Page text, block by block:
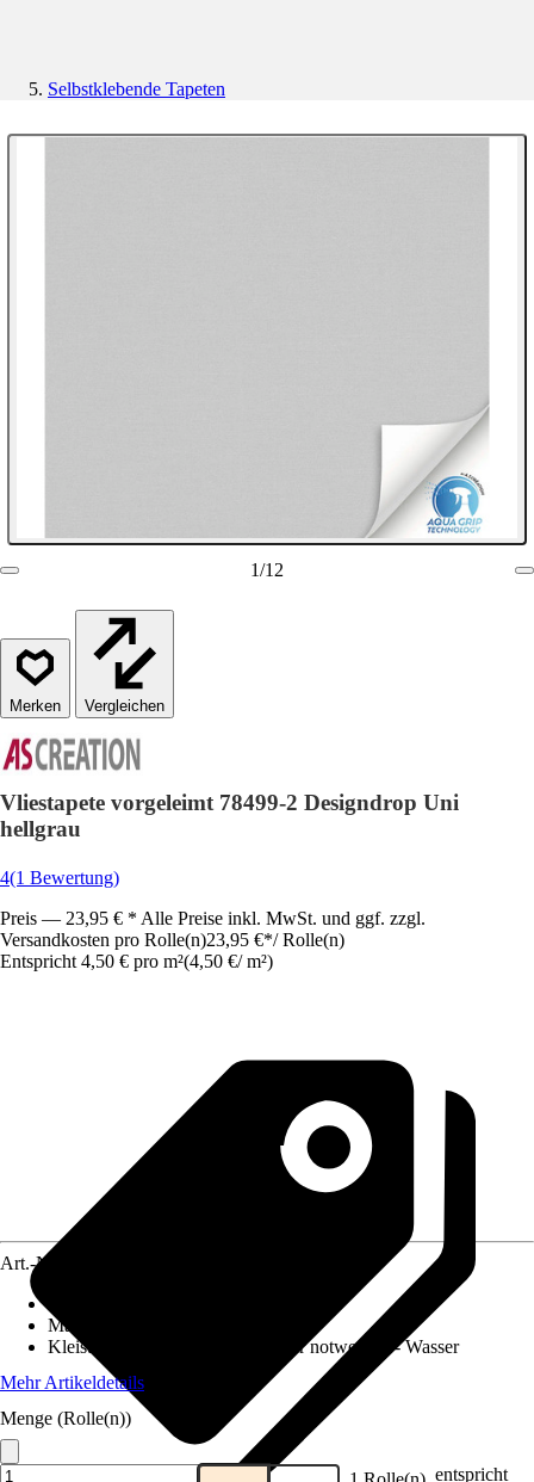
Selbstklebende Tapeten
1/12
Vergleichen
Vliestapete vorgeleimt 78499-2 Designdrop Uni
hellgrau
4(1 Bewertung)
Preis — 23,95 € * Alle Preise inkl. MwSt. und ggf. zzgl.
Versandkosten pro Rolle(n)23,95 €*/ Rolle(n)
Entspricht 4,50 € pro m²(4,50 €/ m²)
Art.-Nr.
Maße (BxH)
Kleisterempfehlung
Kein Kleister notwendig - Wasser
Mehr Artikeldetails
Menge (Rolle(n))
entspricht